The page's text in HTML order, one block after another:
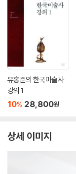
유홍준의 한국미술사
강의 1
10% 28,800원
상세 이미지